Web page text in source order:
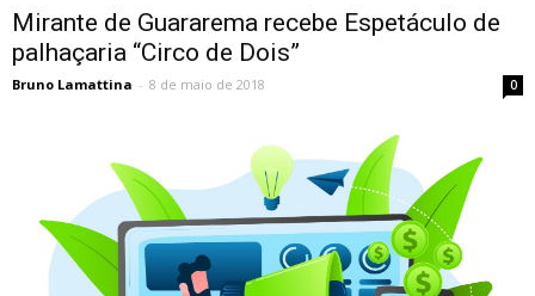
Mirante de Guararema recebe Espetáculo de
palhaçaria “Circo de Dois”
Bruno Lamattina - 8 de maio de 2018 0